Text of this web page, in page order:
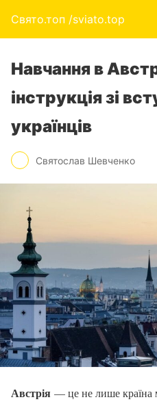
Свято.топ /sviato.top
Навчання в
інструкція зі
українців
Святослав Шевченко
Австрія — це не лише країна